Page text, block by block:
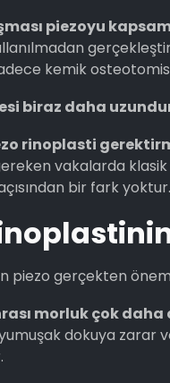
piezoyu
kemik
biraz daha
rinoplasti
vakalarda
bir fark
piezo gerçekten
morluk çok daha
dokuya zarar